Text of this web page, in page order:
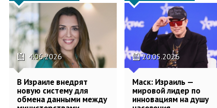
4.06.2026
В Израиле внедрят
новую систему для
обмена данными между
20.05.2026
Маск: Израиль —
мировой лидер по
инновациям на душу